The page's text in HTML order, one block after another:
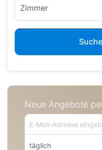
Zimmer
Neue Angebote
täglich